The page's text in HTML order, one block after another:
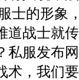
士的形象
道战士就
私服发布
术，我们